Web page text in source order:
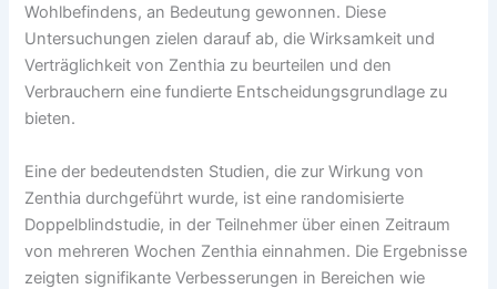
Wohlbefindens, an Bedeutung gewonnen. Diese
Untersuchungen zielen darauf ab, die Wirksamkeit und
Verträglichkeit von Zenthia zu beurteilen und den
Verbrauchern eine fundierte Entscheidungsgrundlage zu
bieten.
Eine der bedeutendsten Studien, die zur Wirkung von
Zenthia durchgeführt wurde, ist eine randomisierte
Doppelblindstudie, in der Teilnehmer über einen Zeitraum
von mehreren Wochen Zenthia einnahmen. Die Ergebnisse
zeigten signifikante Verbesserungen in Bereichen wie